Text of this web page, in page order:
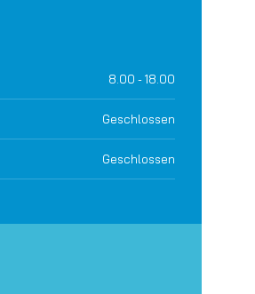
8.00 - 18.00
Geschlossen
Geschlossen